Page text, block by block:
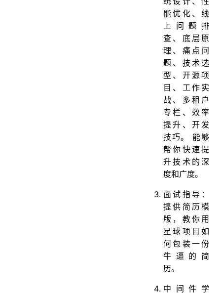
能优化、线
上问题排
查、底层原
理、痛点问
题、技术选
型、开源项
目、工作实
战、多租户
专栏、效率
提升、开发
技巧。 能够
帮你快速提
升技术的深
度和广度。
面试指导：
提供简历模
版，教你用
星球项目如
何包装一份
牛逼的简
历。
中间件学